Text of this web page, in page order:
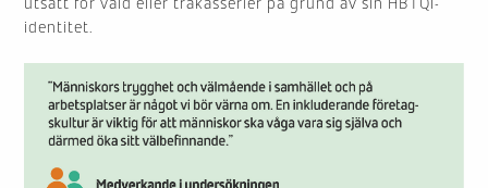
utsatt för våld eller trakasserier på grund av sin HBTQI-
identitet.